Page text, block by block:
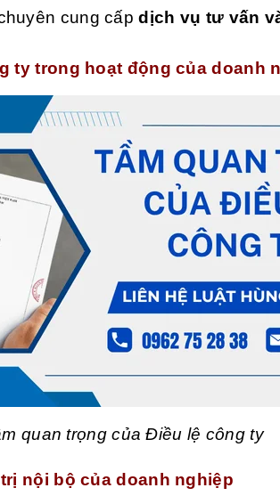
cung cấp dịch vụ tư vấn
ty trong hoạt động của doanh
quan trọng của Điều lệ công ty
nội bộ của doanh nghiệp